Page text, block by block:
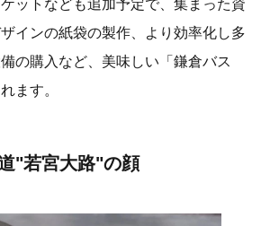
ットなども追加予定で、集まった資
インの紙袋の製作、より効率化し多
の購入など、美味しい「鎌倉バス
ます。
"若宮大路"の顔